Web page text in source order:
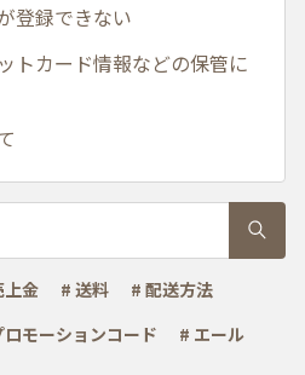
登録できない
トカード情報などの保管に
上金 # 送料
# 配送方法
ロモーションコード
# エール